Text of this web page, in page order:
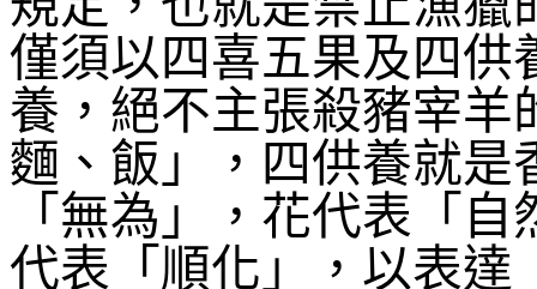
僅須以四喜五果及四供
養，絕不主張殺豬宰羊
麵、飯」，四供養就是
「無為」，花代表「
代表「順化」，以表達